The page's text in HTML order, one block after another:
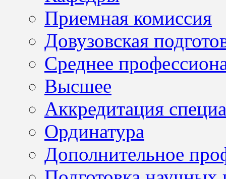
Приемная комиссия
Довузовская
Среднее
Высшее
Аккредитация
Ординатура
Дополнительное